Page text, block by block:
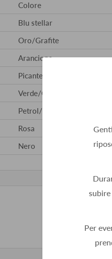
subire
Per
Colore
Blu stellar
Oro/Grafite
Arancione
Picante/Grafite
Verde/Grigio/Grafite
Petrol/Grigio/Grafite
Rosa
Nero